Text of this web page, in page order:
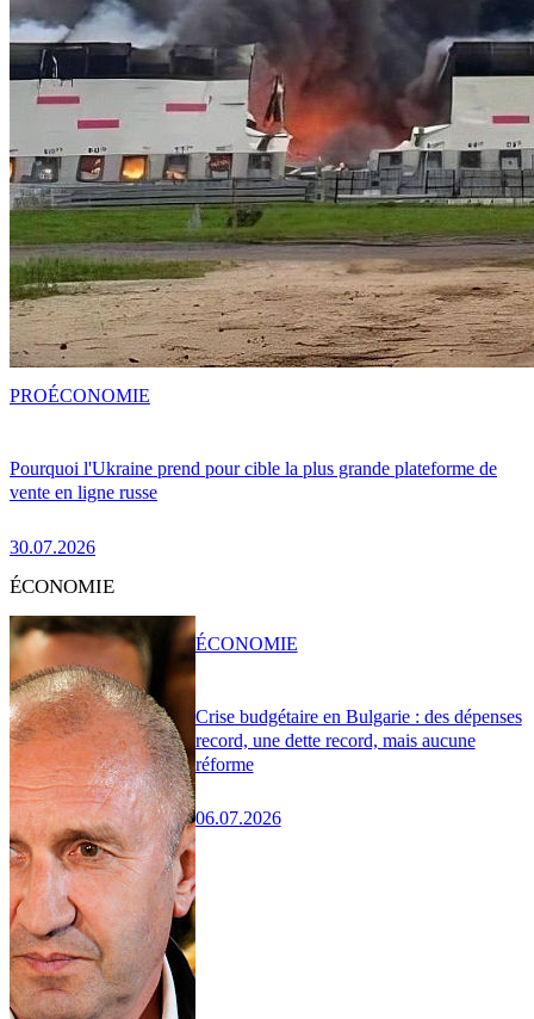
Pourquoi l'Ukraine prend pour cible la plus grande plateforme de
vente en ligne russe
30.07.2026
PROÉCONOMIE
ÉCONOMIE
Crise budgétaire en Bulgarie : des dépenses
record, une dette record, mais aucune
réforme
06.07.2026
ÉCONOMIE